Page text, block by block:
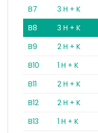
B7
3 H + K
B8
3 H + K
B9
2 H + K
B10
1 H + K
B11
2 H + K
B12
2 H + K
B13
1 H + K